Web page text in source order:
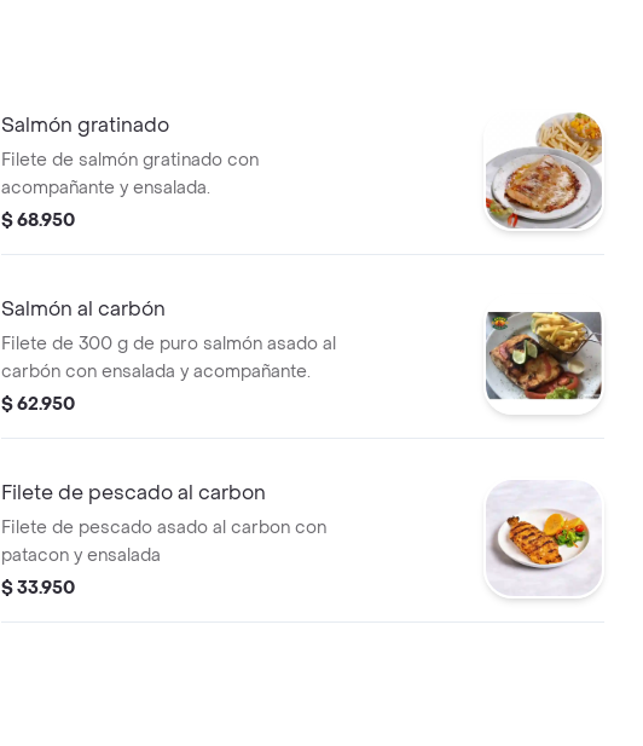
Salmón gratinado
Filete de salmón gratinado con
acompañante y ensalada.
$ 68.950
Salmón al carbón
Filete de 300 g de puro salmón asado al
carbón con ensalada y acompañante.
$ 62.950
Filete de pescado al carbon
Filete de pescado asado al carbon con
patacon y ensalada
$ 33.950